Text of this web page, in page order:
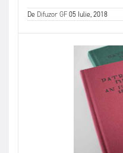
De Difuzor GF05 Iulie, 2018